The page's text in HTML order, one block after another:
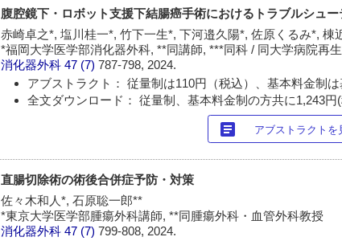
腹腔鏡下・ロボット支援下結腸癌手術におけるトラブルシュ
赤崎卓之*, 塩川桂一*, 竹下一生*, 下河邉久陽*, 佐原くるみ*,
*福岡大学医学部消化器外科, **同講師, ***同科 / 同大学病院再
消化器外科 47 (7)787-798, 2024.
アブストラクト： 従量制は110円（税込）、基本料金制は
全文ダウンロード： 従量制、基本料金制の方共に1,243円(
article アブストラクトを
直腸切除術の術後合併症予防・対策
佐々木和人*, 石原聡一郎**
*東京大学医学部腫瘍外科講師, **同腫瘍外科・血管外科教授
消化器外科 47 (7)799-808, 2024.